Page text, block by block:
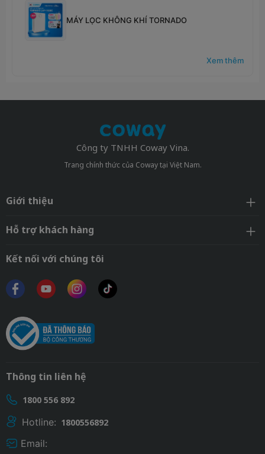
MÁY LỌC KHÔNG KHÍ TORNADO
Xem thêm
Công ty TNHH Coway Vina.
Trang chính thức của Coway tại Việt Nam.
Giới thiệu
Hỗ trợ khách hàng
Kết nối với chúng tôi
Thông tin liên hệ
1800 556 892
Hotline: 1800556892
Email: